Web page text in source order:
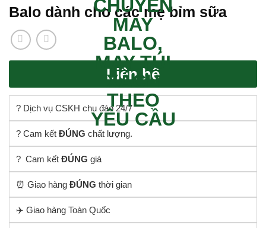
Balo dành cho các mẹ bỉm sữa
Liên hệ
? Dịch vụ CSKH chu đáo 24/7
? Cam kết ĐÚNG chất lượng.
? Cam kết ĐÚNG giá
⏰ Giao hàng ĐÚNG thời gian
✈️ Giao hàng Toàn Quốc